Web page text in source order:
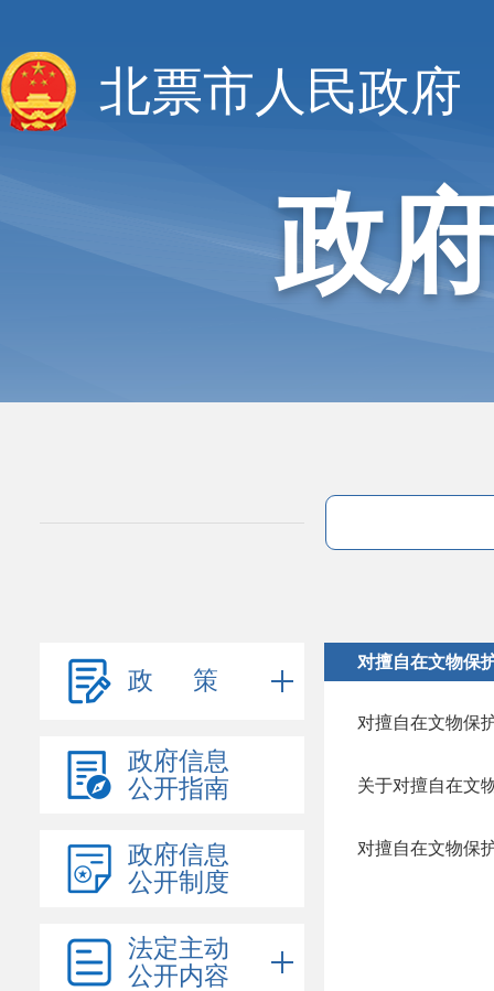
北票市人民政府
政
政 策
政府信息
公开指南
政府信息
公开制度
法定主动
公开内容
对擅自在文物保
对擅自在文物保